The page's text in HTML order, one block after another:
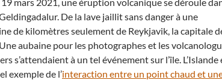
De la lave jaillit sans danger à une
de kilomètres seulement de Reykjavik, la capitale
aubaine pour les photographes et les
s’attendaient à un tel événement sur l’île. L’Islande
exemple de l’interaction entre un point chaud et